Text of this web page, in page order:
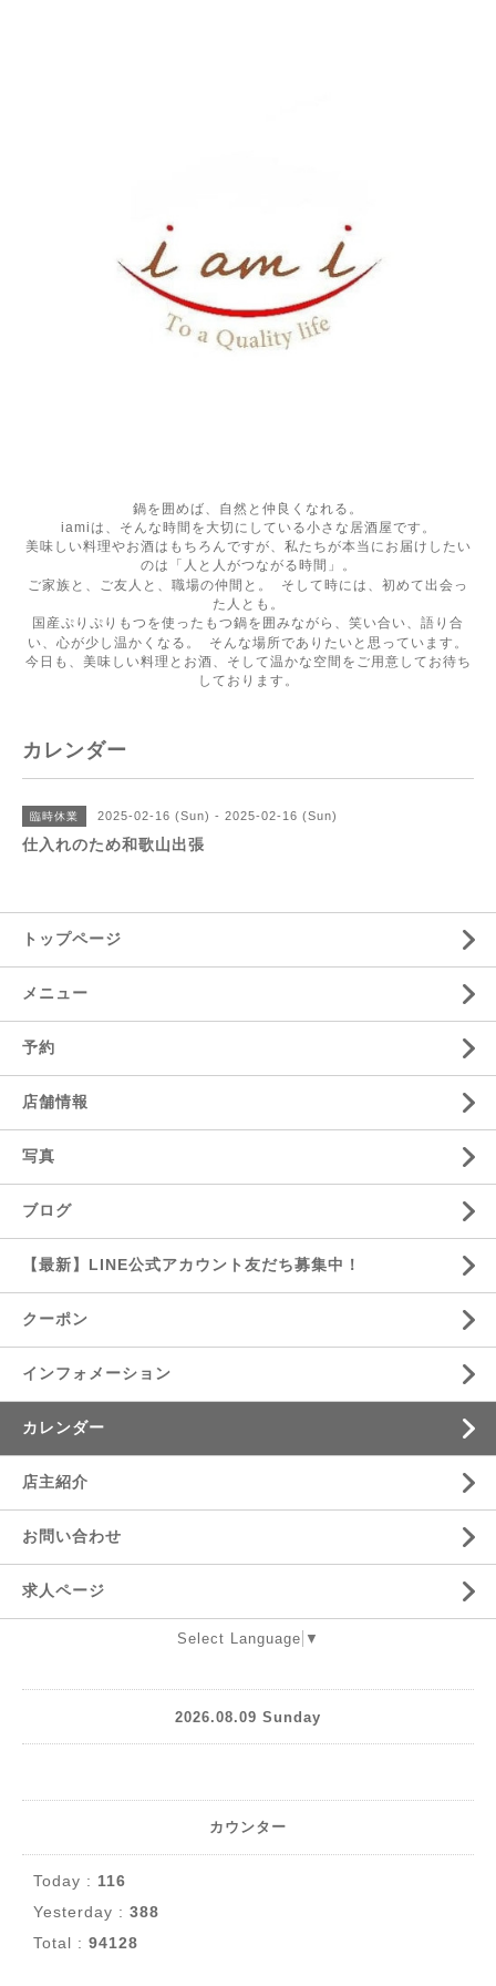
鍋を囲めば、自然と仲良くなれる。
iamiは、そんな時間を大切にしている小さな居酒屋です。
美味しい料理やお酒はもちろんですが、私たちが本当にお届けしたい
のは「人と人がつながる時間」。
ご家族と、ご友人と、職場の仲間と。 そして時には、初めて出会っ
た人とも。
国産ぷりぷりもつを使ったもつ鍋を囲みながら、笑い合い、語り合
い、心が少し温かくなる。 そんな場所でありたいと思っています。
今日も、美味しい料理とお酒、そして温かな空間をご用意してお待ち
しております。
カレンダー
臨時休業 2025-02-16 (Sun) - 2025-02-16 (Sun)
仕入れのため和歌山出張
トップページ
メニュー
予約
店舗情報
写真
ブログ
【最新】LINE公式アカウント友だち募集中！
クーポン
インフォメーション
カレンダー
店主紹介
お問い合わせ
求人ページ
Select Language ▼
2026.08.09 Sunday
カウンター
Today : 116
Yesterday : 388
Total : 94128